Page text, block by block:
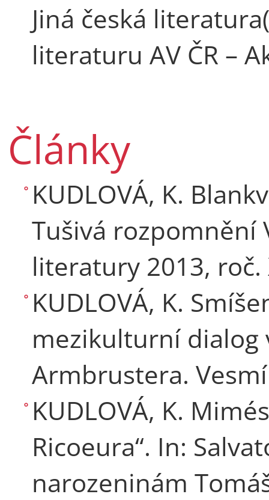
Jiná česká
literaturu AV ČR –
Články
KUDLOVÁ, K.
Tušivá rozpomnění
literatury 2013, roč.
KUDLOVÁ, K.
mezikulturní dialog
Armbrustera.
KUDLOVÁ, K.
Ricoeura“. In:
narozeninám